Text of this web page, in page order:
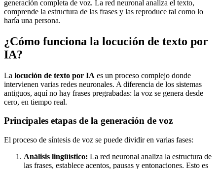
generación completa de voz. La red neuronal analiza el texto,
comprende la estructura de las frases y las reproduce tal como lo
haría una persona.
¿Cómo funciona la locución de texto por
IA?
La locución de texto por IA es un proceso complejo donde
intervienen varias redes neuronales. A diferencia de los sistemas
antiguos, aquí no hay frases pregrabadas: la voz se genera desde
cero, en tiempo real.
Principales etapas de la generación de voz
El proceso de síntesis de voz se puede dividir en varias fases:
Análisis lingüístico: La red neuronal analiza la estructura de
las frases, establece acentos, pausas y entonaciones. Esto es